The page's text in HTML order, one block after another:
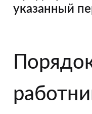
указанный
испытание:
установление
и